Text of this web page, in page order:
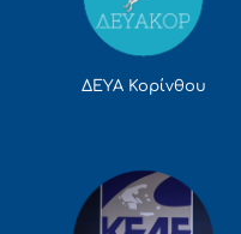
ΔΕΥΑ Κορίνθου